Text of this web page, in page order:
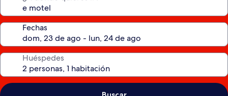
Fechas
Huéspedes